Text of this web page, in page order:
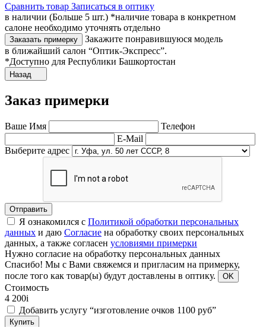
Сравнить товар Записаться в оптику
в наличии (Больше 5 шт.) *наличие товара в конкретном
салоне необходимо уточнять отдельно
Заказать примерку
Закажите понравившуюся модель
в ближайший салон “Оптик-Экспресс”.
*Доступно для Республики Башкортостан
Назад
Заказ примерки
Ваше Имя
Телефон
E-Mail
Выберите адрес
Отправить
Я ознакомился с Политикой обработки персональных
данных и даю Согласие на обработку своих персональных
данных, а также согласен условиями примерки
Нужно согласие на обработку персональных данных
Спасибо! Мы с Вами свяжемся и пригласим на примерку,
после того как товар(ы) будут доставлены в оптику.
OK
Стоимость
4 200i
Добавить услугу “изготовление очков 1100 руб”
Купить